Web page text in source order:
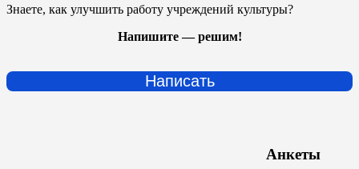
Знаете, как улучшить работу учреждений культуры?
Напишите — решим!
Написать
Анкеты